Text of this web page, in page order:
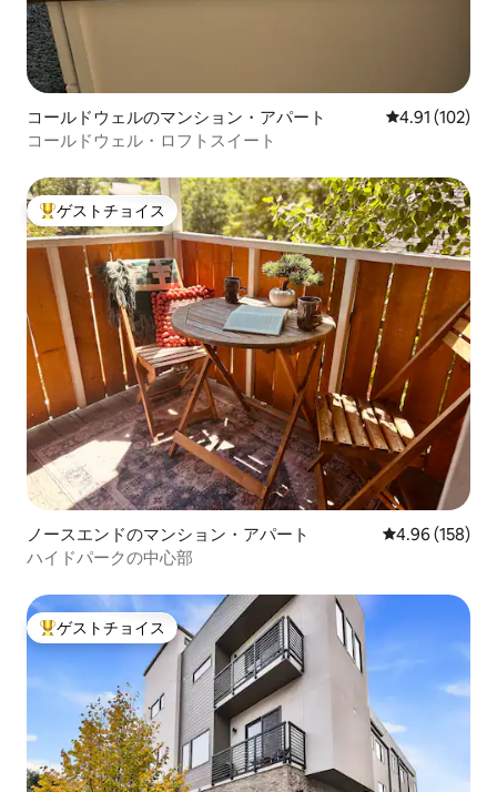
コールドウェルのマンション・アパート レビュー102
4.91 (102)
コールドウェル・ロフトスイート
大好評のゲストチョイスです。
ゲストチョイス
ノースエンドのマンション・アパート レビュー158
4.96 (158)
ハイドパークの中心部
大好評のゲストチョイスです。
ゲストチョイス